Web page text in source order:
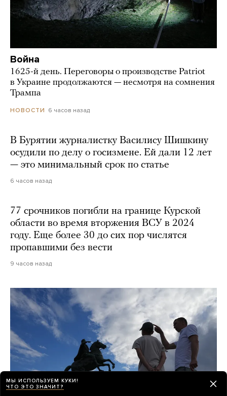
Война
1625-й день. Переговоры о производстве Patriot
в Украине продолжаются — несмотря на сомнения
Трампа
НОВОСТИ 6 часов назад
В Бурятии журналистку Василису Шишкину
осудили по делу о госизмене. Ей дали 12 лет
— это минимальный срок по статье
6 часов назад
77 срочников погибли на границе Курской
области во время вторжения ВСУ в 2024
году. Еще более 30 до сих пор числятся
пропавшими без вести
9 часов назад
МЫ ИСПОЛЬЗУЕМ КУКИ!
ЧТО ЭТО ЗНАЧИТ?